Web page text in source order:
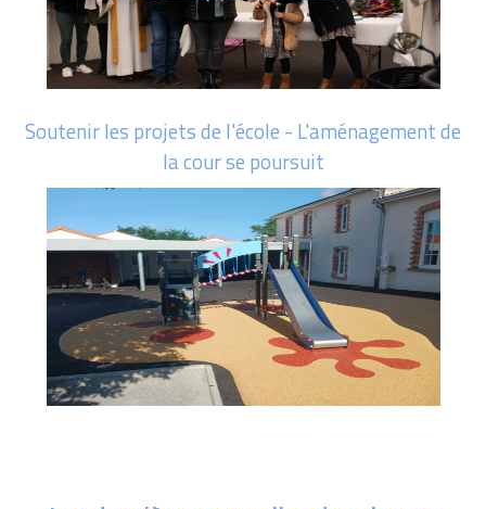
Soutenir les projets de l'école - L'aménagement de
la cour se poursuit